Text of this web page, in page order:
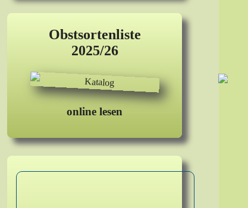
Obstsortenliste
2025/26
online lesen